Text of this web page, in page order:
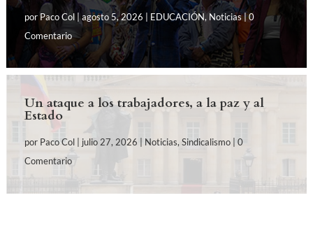
porPaco Col |agosto 5, 2026 EDUCACIÓN, Noticias| 0
Comentario
Un ataque a los trabajadores, a la paz y al
Estado
por Paco Col julio 27, 2026 Noticias, Sindicalismo | 0
Comentario